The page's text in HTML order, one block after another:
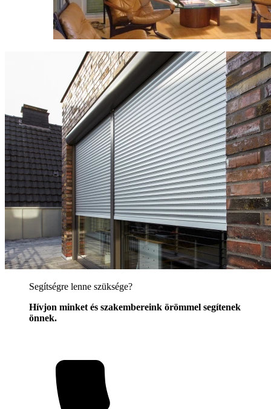
Segítségre lenne szüksége?
Hívjon minket és szakembereink örömmel segítenek
önnek.